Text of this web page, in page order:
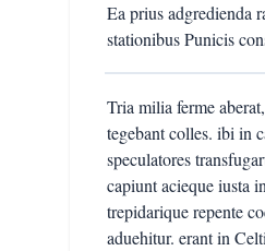
Ea prius adgredienda
stationibus Punicis
Tria milia ferme
tegebant colles. ibi in
speculatores
capiunt acieque iusta
trepidarique repente
aduehitur. erant in